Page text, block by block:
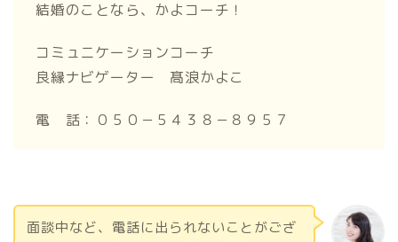
結婚のことなら、かよコーチ！
コミュニケーションコーチ
良縁ナビゲーター 髙浪かよこ
電 話：０５０－５４３８－８９５７
面談中など、電話に出られないことがござ